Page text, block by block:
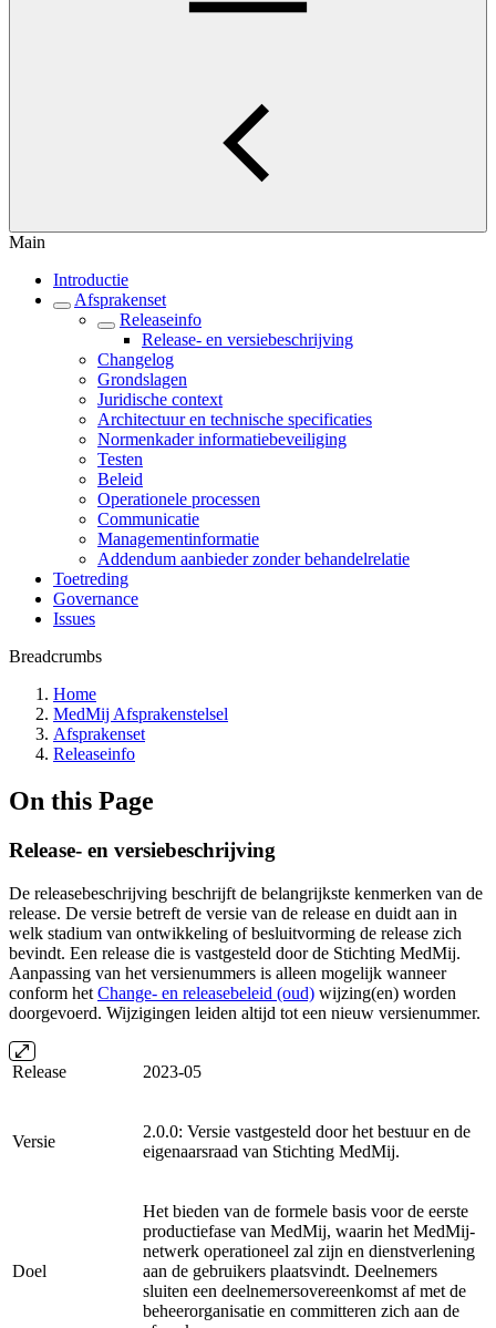
Main
Introductie
Afsprakenset
Releaseinfo
Release- en versiebeschrijving
Changelog
Grondslagen
Juridische context
Architectuur en technische specificaties
Normenkader informatiebeveiliging
Testen
Beleid
Operationele processen
Communicatie
Managementinformatie
Addendum aanbieder zonder behandelrelatie
Toetreding
Governance
Issues
Breadcrumbs
Home
MedMij Afsprakenstelsel
Afsprakenset
Releaseinfo
On this Page
Release- en versiebeschrijving
De releasebeschrijving beschrijft de belangrijkste kenmerken van de
release. De versie betreft de versie van de release en duidt aan in
welk stadium van ontwikkeling of besluitvorming de release zich
bevindt. Een release die is vastgesteld door de Stichting MedMij.
Aanpassing van het versienummers is alleen mogelijk wanneer
conform het Change- en releasebeleid (oud) wijzing(en) worden
doorgevoerd. Wijzigingen leiden altijd tot een nieuw versienummer.
Release 2023-05
Versie
2.0.0: Versie vastgesteld door het bestuur en de
eigenaarsraad van Stichting MedMij.
Doel
Het bieden van de formele basis voor de eerste
productiefase van MedMij, waarin het MedMij-
netwerk operationeel zal zijn en dienstverlening
aan de gebruikers plaatsvindt. Deelnemers
sluiten een deelnemersovereenkomst af met de
beheerorganisatie en committeren zich aan de